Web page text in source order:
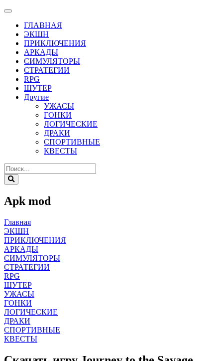
ГЛАВНАЯ
ЭКШН
ПРИКЛЮЧЕНИЯ
АРКАДЫ
СИМУЛЯТОРЫ
СТРАТЕГИИ
RPG
ШУТЕР
Другие
УЖАСЫ
ГОНКИ
ЛОГИЧЕСКИЕ
ДРАКИ
СПОРТИВНЫЕ
КВЕСТЫ
Apk mod
Главная
ЭКШН
ПРИКЛЮЧЕНИЯ
АРКАДЫ
СИМУЛЯТОРЫ
СТРАТЕГИИ
RPG
ШУТЕР
УЖАСЫ
ГОНКИ
ЛОГИЧЕСКИЕ
ДРАКИ
СПОРТИВНЫЕ
КВЕСТЫ